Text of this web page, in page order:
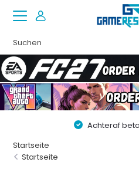
Achteraf
Startseite
Startseite